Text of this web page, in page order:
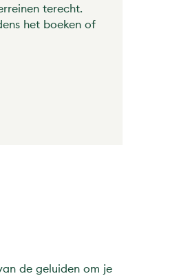
terecht.
het boeken of
de geluiden om je